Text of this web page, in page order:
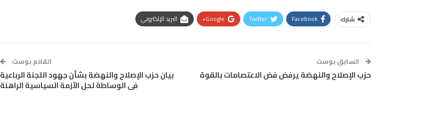
شارك Facebook
Twitter
Google+ البريد الإلكتروني
السابق بوست
حزب الإصلاح والنهضة يرفض فض الاعتصامات بالقوة
القادم بوست
بيان حزب ‫الإصلاح والنهضة‬ بشأن جهود اللجنة الرباعية
فى الوساطة لحل الأزمة السياسية الراهنة